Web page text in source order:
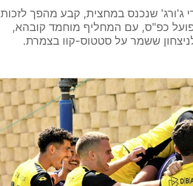
ג'ורג' שנכנס במחצית, קבע מהפך לזכות
כפ"ס, עם המחליף מוחמד קובהא,
ששמר על סטטוס-קוו בצמרת.